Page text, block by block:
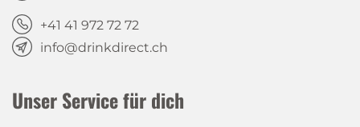
+41 41 972 72 72
info@drinkdirect.ch
Unser Service für dich